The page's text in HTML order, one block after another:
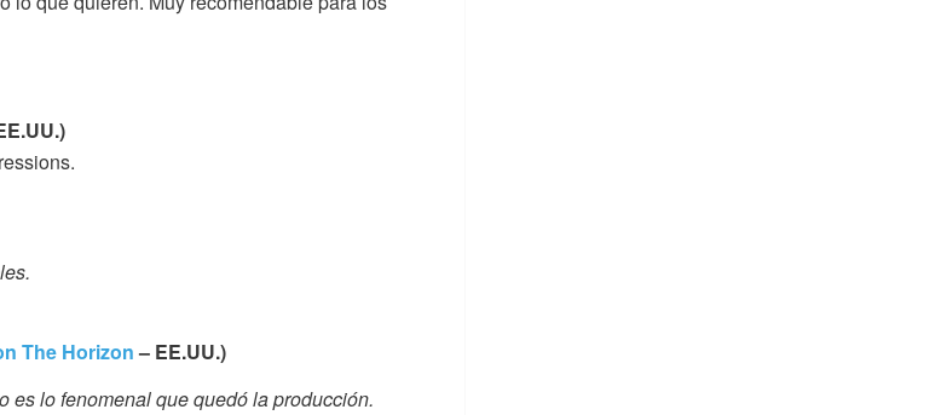
The Horizon– EE.UU.)
es lo fenomenal que quedó la producción.